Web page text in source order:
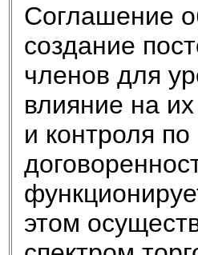
Соглашение
создание
членов для
влияние на
и контроля
этом